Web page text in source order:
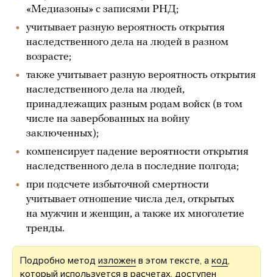
«Медиазоны» с записями РНД;
учитывает разную вероятность открытия
наследственного дела на людей в разном
возрасте;
также учитывает разную вероятность открытия
наследственного дела на людей,
принадлежащих разным родам войск (в том
числе на завербованных на войну
заключенных);
компенсирует падение вероятности открытия
наследственного дела в последние полгода;
при подсчете избыточной смертности
учитывает отношение числа дел, открытых
на мужчин и женщин, а также их многолетие
тренды.
Подробно метод изложен в этом тексте, а код,
который используется в расчетах, доступен